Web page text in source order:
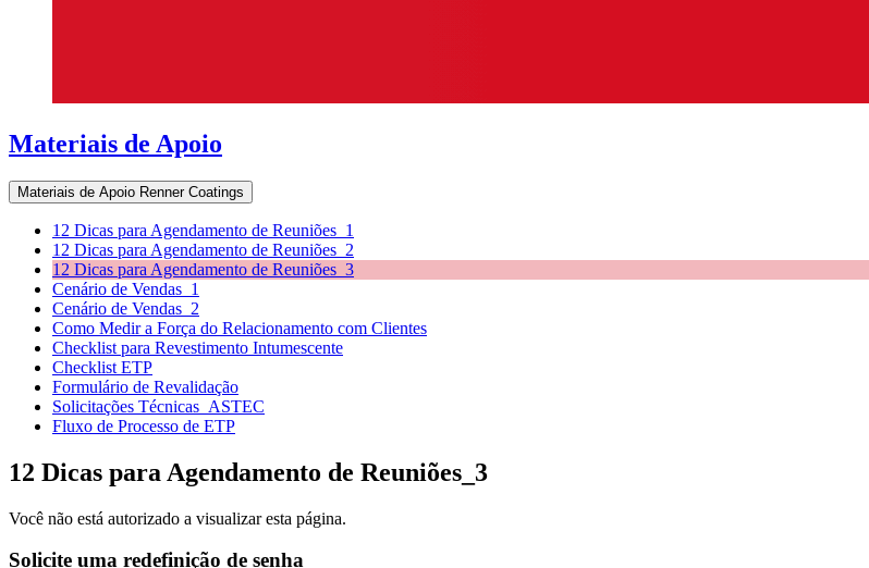
Materiais de Apoio
Materiais de Apoio Renner Coatings
12 Dicas para Agendamento de Reuniões_1
12 Dicas para Agendamento de Reuniões_2
12 Dicas para Agendamento de Reuniões_3
Cenário de Vendas_1
Cenário de Vendas_2
Como Medir a Força do Relacionamento com Clientes
Checklist para Revestimento Intumescente
Checklist ETP
Formulário de Revalidação
Solicitações Técnicas_ASTEC
Fluxo de Processo de ETP
12 Dicas para Agendamento de Reuniões_3
Você não está autorizado a visualizar esta página.
Solicite uma redefinição de senha